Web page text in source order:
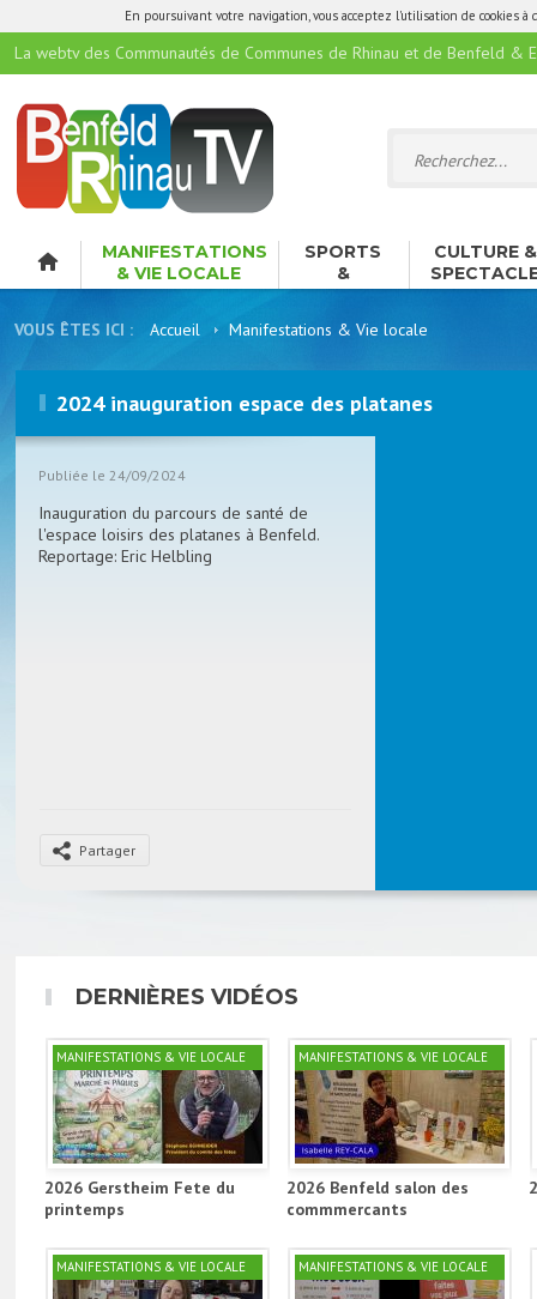
En poursuivant votre navigation, vous acceptez l'utilisation de cookies
La webtv des Communautés de Communes de Rhinau et de Benfeld &
MANIFESTATIONS
& VIE LOCALE
SPORTS
&
LOISIRS
CULTURE &
VOUS ÊTES ICI : Accueil Manifestations & Vie locale
2024 inauguration espace des platanes
Publiée le 24/09/2024
Inauguration du parcours de santé de
l'espace loisirs des platanes à Benfeld.
Reportage: Eric Helbling
Partager
DERNIÈRES VIDÉOS
MANIFESTATIONS & VIE LOCALE
2026 Gerstheim Fete du
printemps
MANIFESTATIONS & VIE LOCALE
2026 Benfeld salon des
commmercants
MANIFESTATIONS & VIE LOCALE MANIFESTATIONS & VIE LOCALE